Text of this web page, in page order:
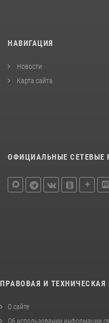
НАВИГАЦИЯ
Новости
Карта сайта
ОФИЦИАЛЬНЫЕ СЕТЕВЫЕ
ПРАВОВАЯ И
О сайте
Об использовании информации